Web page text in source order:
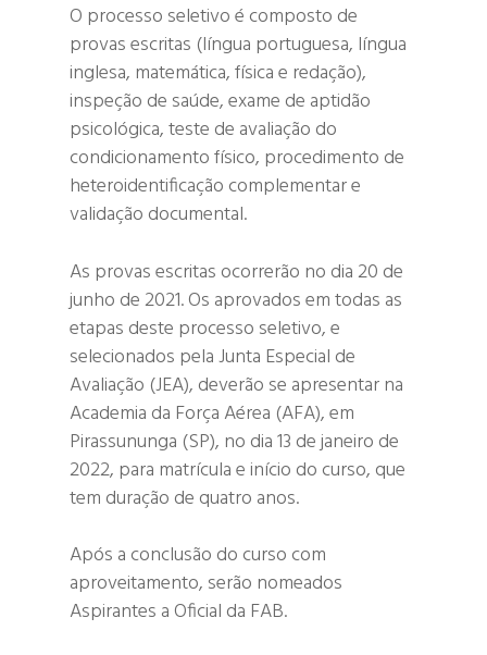
O processo seletivo é composto de
provas escritas (língua portuguesa, língua
inglesa, matemática, física e redação),
inspeção de saúde, exame de aptidão
psicológica, teste de avaliação do
condicionamento físico, procedimento de
heteroidentificação complementar e
validação documental.
As provas escritas ocorrerão no dia 20 de
junho de 2021. Os aprovados em todas as
etapas deste processo seletivo, e
selecionados pela Junta Especial de
Avaliação (JEA), deverão se apresentar na
Academia da Força Aérea (AFA), em
Pirassununga (SP), no dia 13 de janeiro de
2022, para matrícula e início do curso, que
tem duração de quatro anos.
Após a conclusão do curso com
aproveitamento, serão nomeados
Aspirantes a Oficial da FAB.